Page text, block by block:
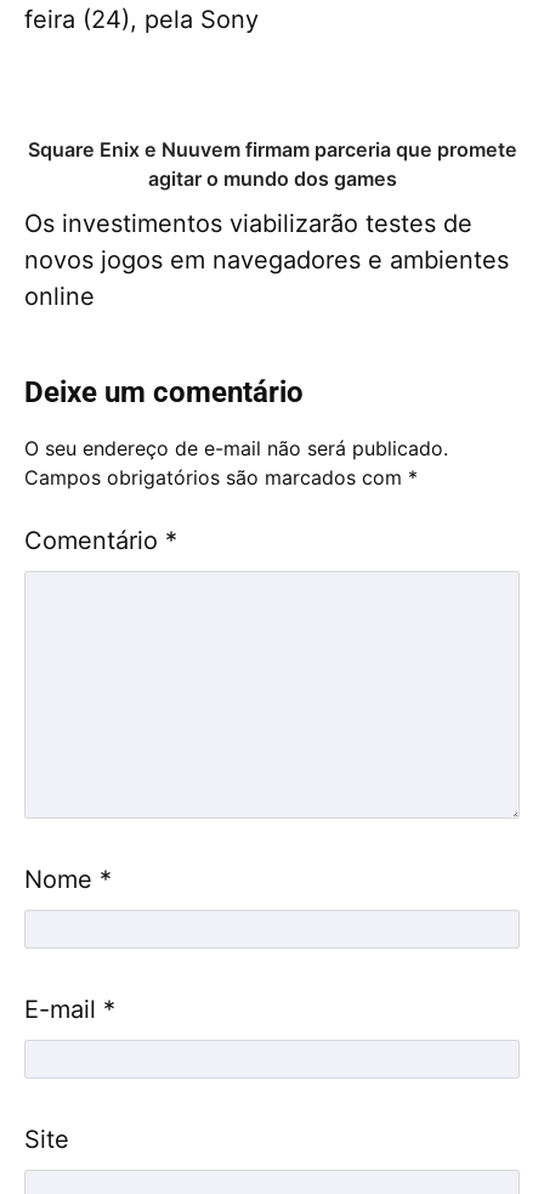
feira (24), pela Sony
Square Enix e Nuuvem firmam parceria que promete
agitar o mundo dos games
Os investimentos viabilizarão testes de
novos jogos em navegadores e ambientes
online
Deixe um comentário
O seu endereço de e-mail não será publicado.
Campos obrigatórios são marcados com *
Comentário *
Nome *
E-mail *
Site